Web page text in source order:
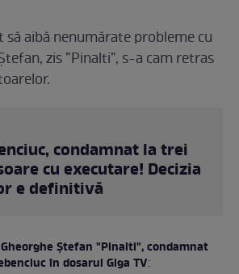
să aibă nenumărate probleme cu
zis ”Pinalti”, s-a cam retras
condamnat la trei
cu executare! Decizia
e definitivă
Ștefan "Pinalti", condamnat
în dosarul Giga TV: